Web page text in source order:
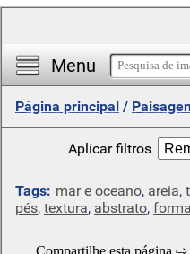
Menu
Página principal /
Aplicar filtros
Tags: mar e oceano, areia,
pés, textura, abstrato, forma